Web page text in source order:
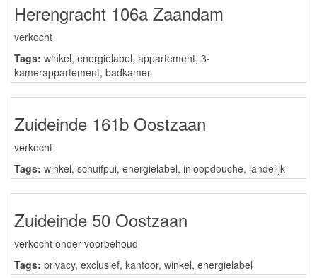
Herengracht 106a Zaandam
verkocht
Tags: winkel, energielabel, appartement, 3-
kamerappartement, badkamer
Zuideinde 161b Oostzaan
verkocht
Tags: winkel, schuifpui, energielabel, inloopdouche, landelijk
Zuideinde 50 Oostzaan
verkocht onder voorbehoud
Tags: privacy, exclusief, kantoor, winkel, energielabel